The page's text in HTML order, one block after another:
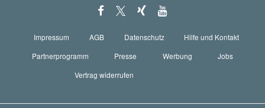
Impressum AGB Datenschutz
Hilfe und Kontakt
Partnerprogramm
Presse Werbung
Jobs
Vertrag widerrufen